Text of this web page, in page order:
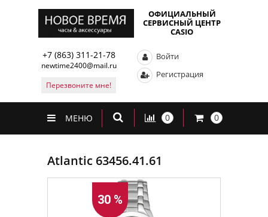
ОФИЦИАЛЬНЫЙ
СЕРВИСНЫЙ ЦЕНТР
CASIO
+7 (863) 311-21-78
newtime2400@mail.ru
Перезвоните мне!
Войти
Регистрация
МЕНЮ 0 0
Atlantic 63456.41.61
30 %